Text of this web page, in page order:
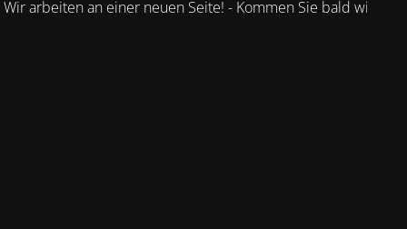
Wir arbeiten an einer neuen Seite! - Kommen Sie bald wieder.